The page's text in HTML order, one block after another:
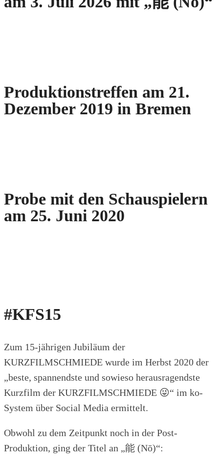
Produktionstreffen am 21.
Dezember 2019 in Bremen
Probe mit den Schauspielern
am 25. Juni 2020
#KFS15
Zum 15-jährigen Jubiläum der
KURZFILMSCHMIEDE wurde im Herbst 2020 der
„beste, spannendste und sowieso herausragendste
Kurzfilm der KURZFILMSCHMIEDE 😜“ im ko-
System über Social Media ermittelt.
Obwohl zu dem Zeitpunkt noch in der Post-
Produktion, ging der Titel an „能 (Nō)“: